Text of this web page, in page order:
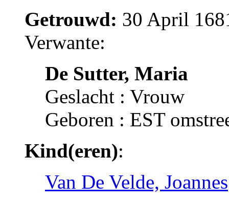
Getrouwd: 30 April
Verwante:
De Sutter, Maria
Geslacht : Vrouw
Geboren : EST
Kind(eren):
Van De Velde, Joannes